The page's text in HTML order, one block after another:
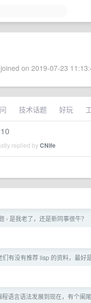
on 2019-07-23
技术话题 好玩
replied byCNife
› 是我老了，还是新同事很牛？
们有没有推荐 lisp 的资料，最好
程语言语法发展到现在，有个阑